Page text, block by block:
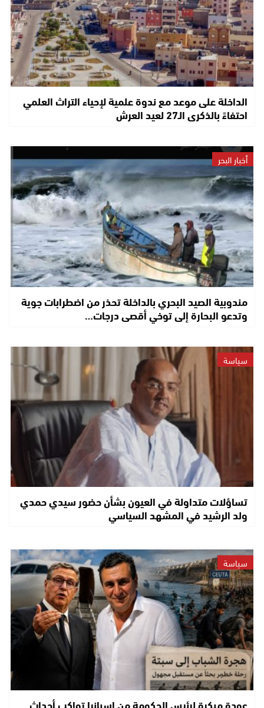
الداخلة على موعد مع ندوة علمية لإحياء التراث العلمي
احتفاءً بالذكرى الـ27 لعيد العرش
أخبار البحر
مندوبية الصيد البحري بالداخلة تحذر من اضطرابات جوية
وتدعو البحارة إلى توخي أقصى درجات…
سياسة
تساؤلات متداولة في العيون بشأن حضور سيدي حمدي
ولد الرشيد في المشهد السياسي
سياسة